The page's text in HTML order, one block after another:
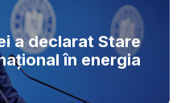
a declarat Stare
în energia